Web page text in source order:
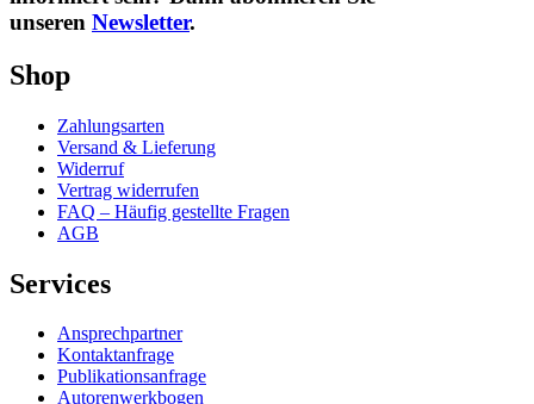
unseren Newsletter.
Shop
Zahlungsarten
Versand & Lieferung
Widerruf
Vertrag widerrufen
FAQ – Häufig gestellte Fragen
AGB
Services
Ansprechpartner
Kontaktanfrage
Publikationsanfrage
Autorenwerkbogen